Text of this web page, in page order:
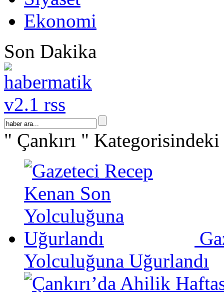
Ekonomi
Son Dakika
" Çankırı "
Yolculuğuna Uğurlandı